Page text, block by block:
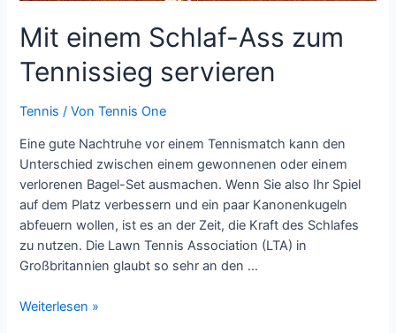
Mit einem Schlaf-Ass zum
Tennissieg servieren
Tennis / VonTennis One
Eine gute Nachtruhe vor einem Tennismatch kann den
Unterschied zwischen einem gewonnenen oder einem
verlorenen Bagel-Set ausmachen. Wenn Sie also Ihr Spiel
auf dem Platz verbessern und ein paar Kanonenkugeln
abfeuern wollen, ist es an der Zeit, die Kraft des Schlafes
zu nutzen. Die Lawn Tennis Association (LTA) in
Großbritannien glaubt so sehr an den …
Mit
Weiterlesen »